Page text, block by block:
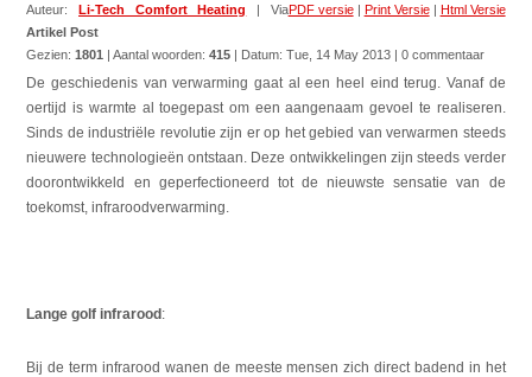
PDF versie| Print Versie| Html Versie
Auteur:Li-Tech Comfort Heating
| Via
Artikel Post
Gezien:1801 | Aantal woorden:415 | Datum:Tue, 14 May 2013 | 0 commentaar
De geschiedenis van verwarming gaat al een heel eind terug. Vanaf de
oertijd is warmte al toegepast om een aangenaam gevoel te realiseren.
Sinds de industriële revolutie zijn er op het gebied van verwarmen steeds
nieuwere technologieën ontstaan. Deze ontwikkelingen zijn steeds verder
doorontwikkeld en geperfectioneerd tot de nieuwste sensatie van de
toekomst, infraroodverwarming.
Lange golf infrarood:
Bij de term infrarood wanen de meeste mensen zich direct badend in het